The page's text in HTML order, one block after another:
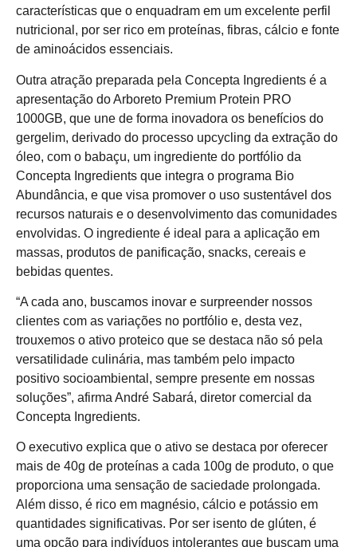
características que o enquadram em um excelente perfil
nutricional, por ser rico em proteínas, fibras, cálcio e fonte
de aminoácidos essenciais.
Outra atração preparada pela Concepta Ingredients é a
apresentação do Arboreto Premium Protein PRO
1000GB, que une de forma inovadora os benefícios do
gergelim, derivado do processo upcycling da extração do
óleo, com o babaçu, um ingrediente do portfólio da
Concepta Ingredients que integra o programa Bio
Abundância, e que visa promover o uso sustentável dos
recursos naturais e o desenvolvimento das comunidades
envolvidas. O ingrediente é ideal para a aplicação em
massas, produtos de panificação, snacks, cereais e
bebidas quentes.
“A cada ano, buscamos inovar e surpreender nossos
clientes com as variações no portfólio e, desta vez,
trouxemos o ativo proteico que se destaca não só pela
versatilidade culinária, mas também pelo impacto
positivo socioambiental, sempre presente em nossas
soluções”, afirma André Sabará, diretor comercial da
Concepta Ingredients.
O executivo explica que o ativo se destaca por oferecer
mais de 40g de proteínas a cada 100g de produto, o que
proporciona uma sensação de saciedade prolongada.
Além disso, é rico em magnésio, cálcio e potássio em
quantidades significativas. Por ser isento de glúten, é
uma opção para indivíduos intolerantes que buscam uma